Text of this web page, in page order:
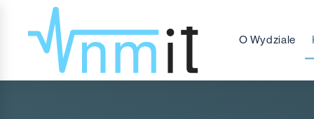
O Wydziale